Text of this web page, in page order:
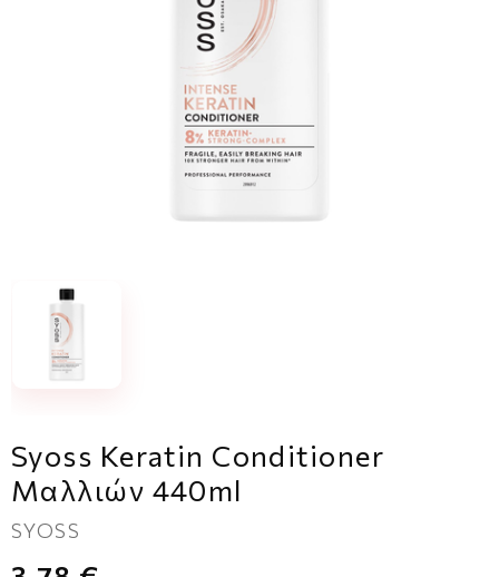
Syoss Keratin Conditioner
Μαλλιών 440ml
SYOSS